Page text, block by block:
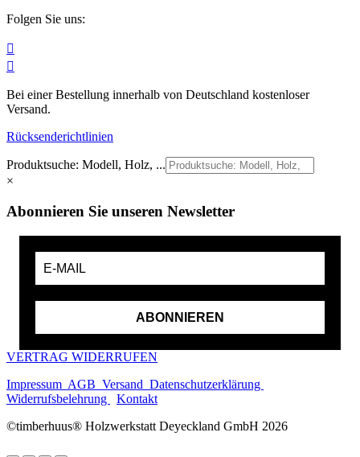
Folgen Sie uns:


Bei einer Bestellung innerhalb von Deutschland kostenloser
Versand.
Rücksenderichtlinien
Produktsuche: Modell, Holz, ...
×
Abonnieren Sie unseren Newsletter
ABONNIEREN
VERTRAG WIDERRUFEN
Impressum AGB Versand Datenschutzerklärung
Widerrufsbelehrung
Kontakt
©timberhuus® Holzwerkstatt Deyeckland GmbH 2026